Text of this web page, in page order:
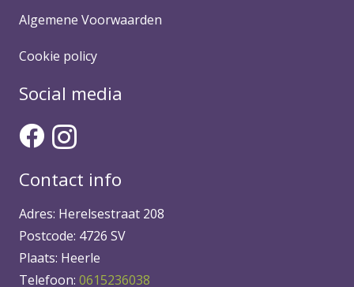
Algemene Voorwaarden
Cookie policy
Social media
Contact info
Adres: Herelsestraat 208
Postcode: 4726 SV
Plaats: Heerle
Telefoon: 0615236038